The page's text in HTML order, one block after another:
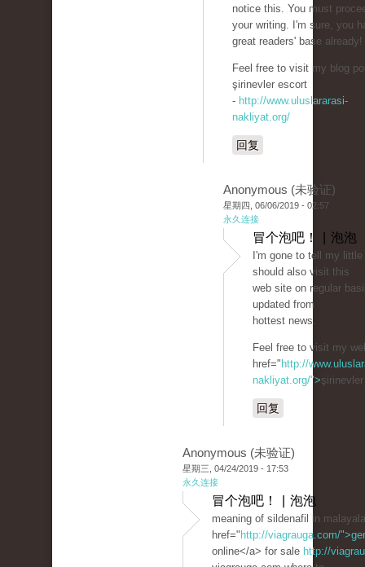
notice this. You must
your writing. I'm sure, you
great readers' base already!
Feel free to visit my blog
şirinevler escort
- http://www.uluslararasi-
nakliyat.org/
回复
Anonymous (未验证)
星期四, 06/06/2019 - 02:57
永久连接
冒个泡吧！ | 泡泡
I'm gone to tell my
should also visit this
web site on regular
updated from
hottest news.
Feel free to visit my
href=" http://
nakliyat.org/">
回复
Anonymous (未验证)
星期三, 04/24/2019 - 17:53
永久连接
冒个泡吧！ | 泡泡
meaning of sildenafil in
href=" http://viagrauga.com/
online</a> for sale http://